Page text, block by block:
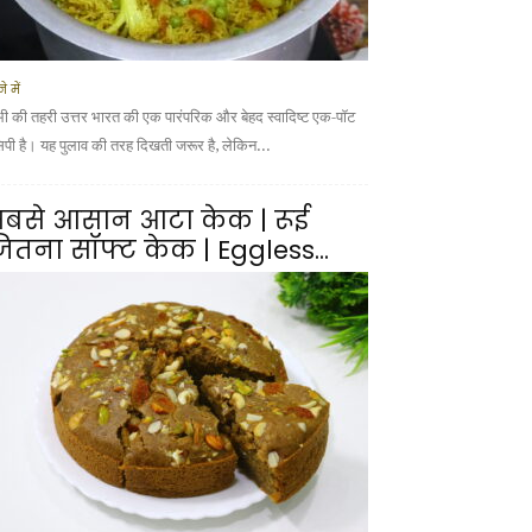
में
की तहरी उत्तर भारत की एक पारंपरिक और बेहद स्वादिष्ट एक-पॉट
है। यह पुलाव की तरह दिखती जरूर है, लेकिन...
आसान आटा केक | रूई
सॉफ्ट केक | Eggless...